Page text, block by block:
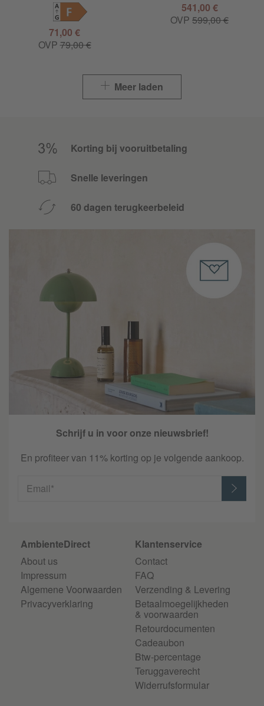
71,00 €
OVP79,00 €
541,00 €
OVP 599,00 €
Meer laden
Korting bij vooruitbetaling
Snelle leveringen
60 dagen terugkeerbeleid
Schrijf u in voor onze nieuwsbrief!
En profiteer van 11% korting op je volgende aankoop.
Email*
AmbienteDirect
About us
Impressum
Algemene Voorwaarden
Privacyverklaring
Klantenservice
Contact
FAQ
Verzending & Levering
Betaalmoegelijkheden
& voorwaarden
Retourdocumenten
Cadeaubon
Btw-percentage
Teruggaverecht
Widerrufsformular